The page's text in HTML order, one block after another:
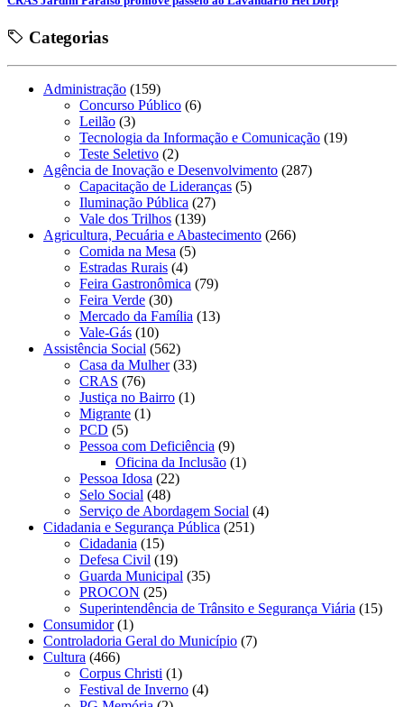
Categorias
Administração (159)
Concurso Público (6)
Leilão (3)
Tecnologia da Informação e Comunicação (19)
Teste Seletivo (2)
Agência de Inovação e Desenvolvimento (287)
Capacitação de Lideranças (5)
Iluminação Pública (27)
Vale dos Trilhos (139)
Agricultura, Pecuária e Abastecimento (266)
Comida na Mesa (5)
Estradas Rurais (4)
Feira Gastronômica (79)
Feira Verde (30)
Mercado da Família (13)
Vale-Gás (10)
Assistência Social (562)
Casa da Mulher(33)
CRAS (76)
Justiça no Bairro (1)
Migrante (1)
PCD (5)
Pessoa com Deficiência (9)
Oficina da Inclusão (1)
Pessoa Idosa (22)
Selo Social (48)
Serviço de Abordagem Social (4)
Cidadania e Segurança Pública (251)
Cidadania (15)
Defesa Civil (19)
Guarda Municipal (35)
PROCON (25)
Superintendência de Trânsito e Segurança Viária (15)
Consumidor(1)
Controladoria Geral do Município (7)
Cultura (466)
Corpus Christi (1)
Festival de Inverno (4)